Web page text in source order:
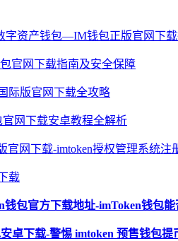
字资产钱包—IM钱包正版官网下
官网下载指南及安全保障
际版官网下载全攻略
官网下载安卓教程全解析
官网下载-imtoken授权管理系统注
载
钱包官方下载地址-imToken钱包
卓下载-警惕 imtoken 预售钱包提